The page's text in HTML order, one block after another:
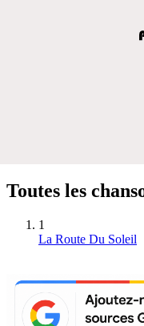
Toutes les
1
La Route Du Soleil